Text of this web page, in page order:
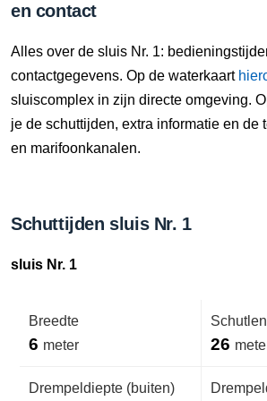
en contact
Alles over de sluis Nr. 1:
contactgegevens. Op de waterkaart
sluiscomplex in zijn directe omgeving.
je de schuttijden, extra informatie en de
en marifoonkanalen.
Schuttijden sluis Nr. 1
sluis Nr. 1
Breedte
6 meter 26
Drempeldiepte (buiten)